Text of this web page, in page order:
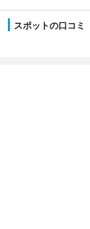
スポットの口コミ